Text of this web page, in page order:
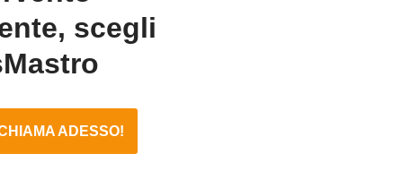
scegli
ADESSO!